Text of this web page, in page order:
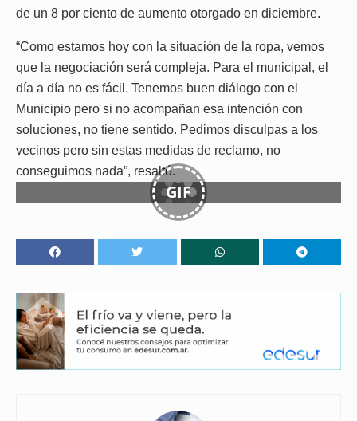
de un 8 por ciento de aumento otorgado en diciembre.
“Como estamos hoy con la situación de la ropa, vemos
que la negociación será compleja. Para el municipal, el
día a día no es fácil. Tenemos buen diálogo con el
Municipio pero si no acompañan esa intención con
soluciones, no tiene sentido. Pedimos disculpas a los
vecinos pero sin estas medidas de reclamo, no
conseguimos nada”, resaltó.
GIF